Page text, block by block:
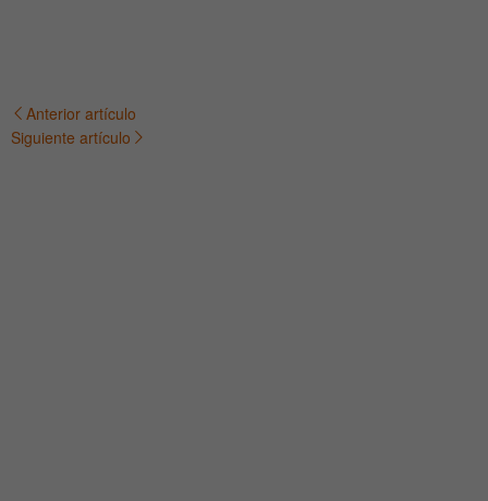
Navegación
Anterior artículo
Siguiente artículo